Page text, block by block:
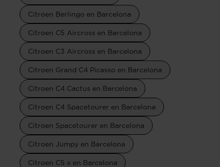
Citroen Berlingo en Barcelona
Citroen C5 Aircross en Barcelona
Citroen C3 Aircross en Barcelona
Citroen Grand C4 Picasso en Barcelona
Citroen C4 Cactus en Barcelona
Citroen C4 Spacetourer en Barcelona
Citroen Spacetourer en Barcelona
Citroen Jumpy en Barcelona
Citroen C5 x en Barcelona